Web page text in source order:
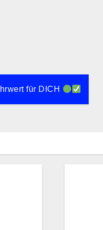
für DICH